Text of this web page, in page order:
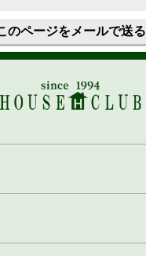
のページをメールで送る